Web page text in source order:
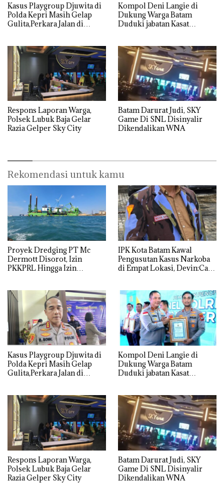
Kasus Playgroup Djuwita di
Polda Kepri Masih Gelap
Gulita,Perkara Jalan di
Kompol Deni Langie di
Dukung Warga Batam
Duduki jabatan Kasat
Respons Laporan Warga,
Polsek Lubuk Baja Gelar
Razia Gelper Sky City
Batam Darurat Judi, SKY
Game Di SNL Disinyalir
Dikendalikan WNA
Rekomendasi untuk kamu
Proyek Dredging PT Mc
Dermott Disorot, Izin
PKKPRL Hingga Izin
IPK Kota Batam Kawal
Pengusutan Kasus Narkoba
di Empat Lokasi, Devin:Cari
Kasus Playgroup Djuwita di
Polda Kepri Masih Gelap
Gulita,Perkara Jalan di
Kompol Deni Langie di
Dukung Warga Batam
Duduki jabatan Kasat
Respons Laporan Warga,
Polsek Lubuk Baja Gelar
Razia Gelper Sky City
Batam Darurat Judi, SKY
Game Di SNL Disinyalir
Dikendalikan WNA